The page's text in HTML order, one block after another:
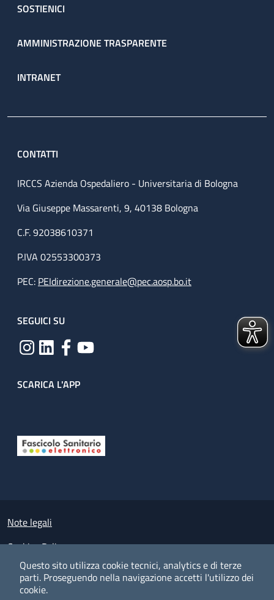
Questo sito utilizza cookie tecnici, analytics e di terze
parti. Proseguendo nella navigazione accetti l'utilizzo dei
cookie.
SOSTIENICI
AMMINISTRAZIONE TRASPARENTE
INTRANET
CONTATTI
IRCCS Azienda Ospedaliero - Universitaria di Bologna
Via Giuseppe Massarenti, 9, 40138 Bologna
C.F. 92038610371
P.IVA 02553300373
PEC: PEIdirezione.generale@pec.aosp.bo.it
SEGUICI SU
SCARICA L'APP
Small prints
Note legali
Cookies Policy
Policy privacy e protezione del dato personale
Albo pretorio on-line